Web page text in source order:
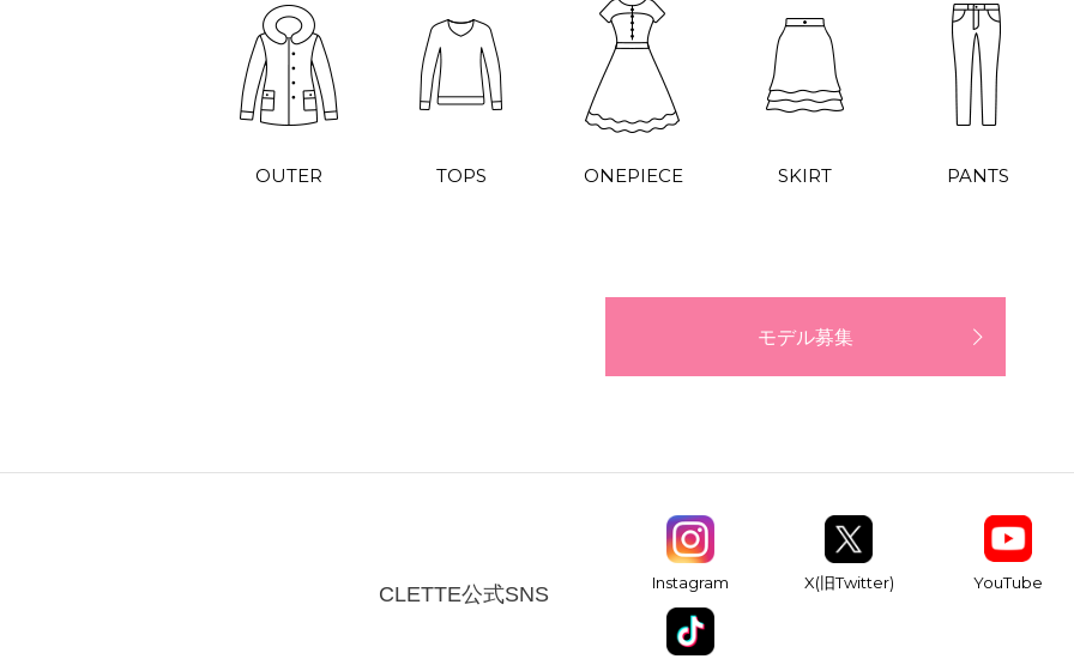
OUTER TOPS ONEPIECE SKIRT PANTS
モデル募集
CLETTE公式SNS Instagram X(旧Twitter) YouTube